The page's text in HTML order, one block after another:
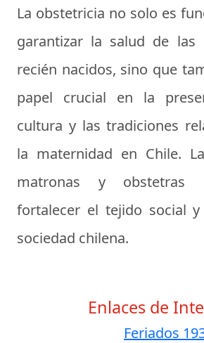
La obstetricia no solo es
garantizar la salud de las
recién nacidos, sino que
papel crucial en la
cultura y las tradiciones
la maternidad en Chile.
matronas y obstetras
fortalecer el tejido social
sociedad chilena.
Enlaces de
Feriados